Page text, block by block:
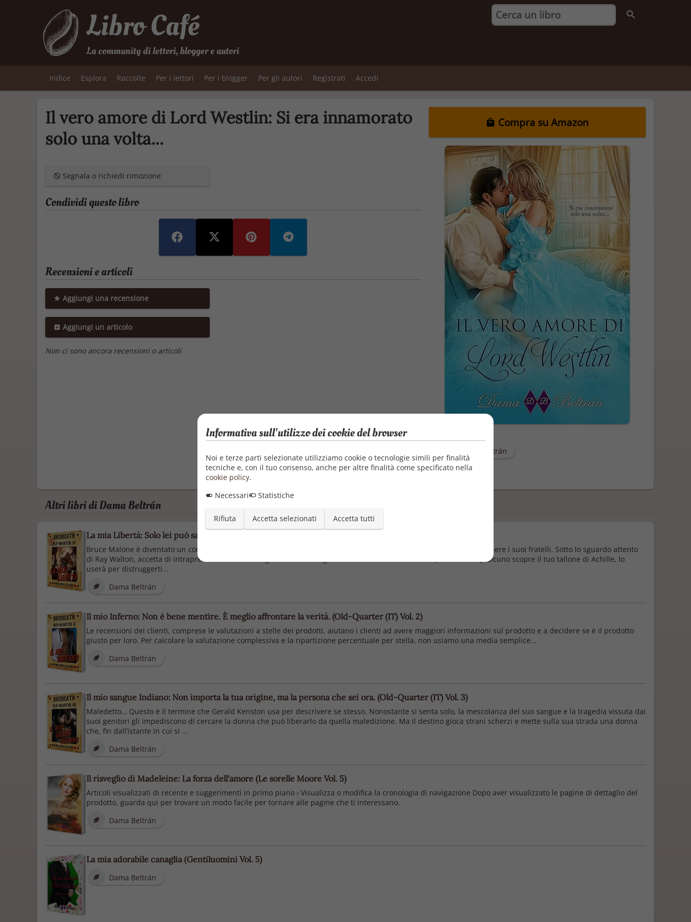
Libro Café
La community di lettori, blogger e autori
Indice Esplora Raccolte Per i lettori Per i blogger Per gli autori Registrati Accedi
Il vero amore di Lord Westlin: Si era innamorato
solo una volta...
Compra su Amazon
Dama Beltrán
Pubblicazione
Segnala o richiedi rimozione
Condividi questo libro
Recensioni e articoli
Aggiungi una recensione
Aggiungi un articolo
Non ci sono ancora recensioni o articoli
Altri libri di Dama Beltrán
La mia Libertà: Solo lei può salvare il drago dall'oscurità (Old-Quarter (IT) Vol. 4)
Bruce Malone è diventato un combattente il cui unico fine è guadagnare tutti i soldi possibili per continuare a mantenere i suoi fratelli. Sotto lo sguardo attento
di Ray Walton, accetta di intraprendere la vita che egli stesso si è forgiato con ciò che ha fatto a Old-Quarter. «Se qualcuno scopre il tuo tallone di Achille, lo
userà per distruggerti...
Dama Beltrán
Il mio Inferno: Non è bene mentire. È meglio affrontare la verità. (Old-Quarter (IT) Vol. 2)
Le recensioni dei clienti, comprese le valutazioni a stelle dei prodotti, aiutano i clienti ad avere maggiori informazioni sul prodotto e a decidere se è il prodotto
giusto per loro. Per calcolare la valutazione complessiva e la ripartizione percentuale per stella, non usiamo una media semplice...
Dama Beltrán
Il mio sangue Indiano: Non importa la tua origine, ma la persona che sei ora. (Old-Quarter (IT) Vol. 3)
Maledetto… Questo è il termine che Gerald Kenston usa per descrivere se stesso. Nonostante si senta solo, la mescolanza del suo sangue e la tragedia vissuta dai
suoi genitori gli impediscono di cercare la donna che può liberarlo da quella maledizione. Ma il destino gioca strani scherzi e mette sulla sua strada una donna
che, fin dall’istante in cui si ...
Dama Beltrán
Il risveglio di Madeleine: La forza dell'amore (Le sorelle Moore Vol. 5)
Articoli visualizzati di recente e suggerimenti in primo piano › Visualizza o modifica la cronologia di navigazione Dopo aver visualizzato le pagine di dettaglio del
prodotto, guarda qui per trovare un modo facile per tornare alle pagine che ti interessano.
Dama Beltrán
La mia adorabile canaglia (Gentiluomini Vol. 5)
Dama Beltrán
Informativa sull'utilizzo dei cookie del browser
Noi e terze parti selezionate utilizziamo cookie o tecnologie simili per finalità
tecniche e, con il tuo consenso, anche per altre finalità come specificato nella
cookie policy.
Necessari
Statistiche
Rifiuta Accetta selezionati Accetta tutti